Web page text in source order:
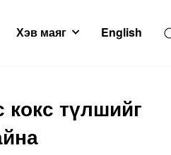
Хэв маяг English
кокс түлшийг